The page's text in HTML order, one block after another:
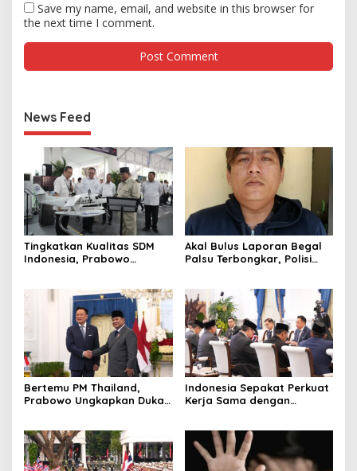
Save my name, email, and website in this browser for
the next time I comment.
News Feed
Tingkatkan Kualitas SDM
Indonesia, Prabowo
Terbaik Dunia
Akal Bulus Laporan Begal
Palsu Terbongkar, Polisi
Bertemu PM Thailand,
Prabowo Ungkapkan Duka
Raja Thailand
Indonesia Sepakat Perkuat
Kerja Sama dengan